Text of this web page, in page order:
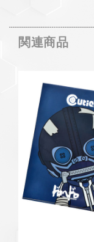
関連商品